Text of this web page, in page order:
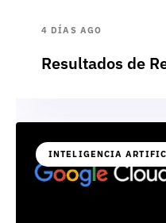
4 DÍAS AGO
Resultados de
INTELIGENCIA